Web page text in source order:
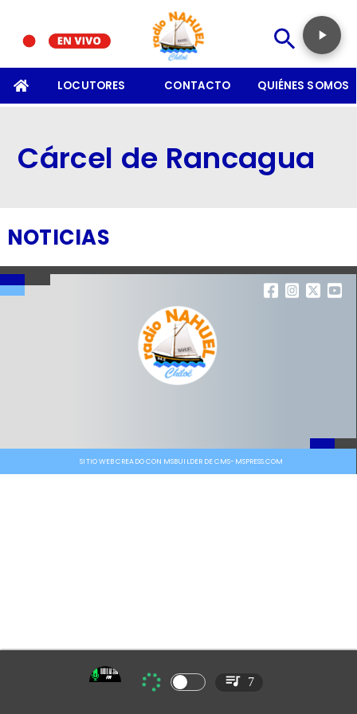
LOCUTORES CONTACTO QUIÉNES SOMOS
Cárcel de Rancagua
NOTICIAS
SITIO WEB CREADO CON MSBUILDER DE CMS-MSPRESS.COM
7